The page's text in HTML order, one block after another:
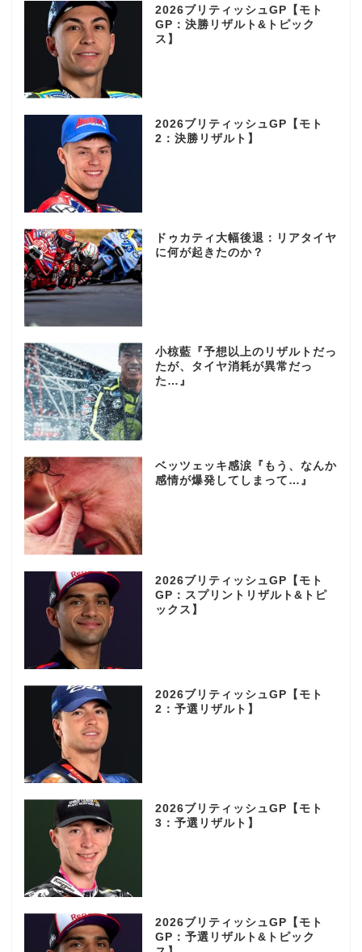
2026ブリティッシュGP【モト
GP：決勝リザルト&トピック
ス】
2026ブリティッシュGP【モト
2：決勝リザルト】
ドゥカティ大幅後退：リアタイヤ
に何が起きたのか？
小椋藍『予想以上のリザルトだっ
たが、タイヤ消耗が異常だっ
た…』
ベッツェッキ感涙『もう、なんか
感情が爆発してしまって…』
2026ブリティッシュGP【モト
GP：スプリントリザルト&トピ
ックス】
2026ブリティッシュGP【モト
2：予選リザルト】
2026ブリティッシュGP【モト
3：予選リザルト】
2026ブリティッシュGP【モト
GP：予選リザルト&トピック